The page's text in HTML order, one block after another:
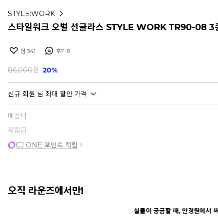
STYLE:WORK
스타일워크 오벌 선글라스 STYLE WORK TR90-08 3
찜 341 후기 8
86,000원 20%
신규 회원 님 최대 할인 가격
배송비
적립금
CJ ONE 포인트 적립
오직 라운즈에서만!